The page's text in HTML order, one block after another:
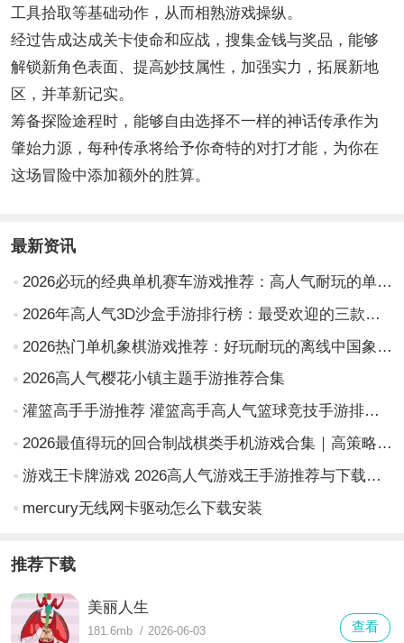
工具拾取等基础动作，从而相熟游戏操纵。
经过告成达成关卡使命和应战，搜集金钱与奖品，能够
解锁新角色表面、提高妙技属性，加强实力，拓展新地
区，并革新记实。
筹备探险途程时，能够自由选择不一样的神话传承作为
肇始力源，每种传承将给予你奇特的对打才能，为你在
这场冒险中添加额外的胜算。
最新资讯
2026必玩的经典单机赛车游戏推荐：高人气耐玩的单机版赛车手游排行榜
2026年高人气3D沙盒手游排行榜：最受欢迎的三款游戏推荐
2026热门单机象棋游戏推荐：好玩耐玩的离线中国象棋App合集
2026高人气樱花小镇主题手游推荐合集
灌篮高手手游推荐 灌篮高手高人气篮球竞技手游排行榜2026
2026最值得玩的回合制战棋类手机游戏合集｜高策略性、强剧情、低门槛战棋手游推荐
游戏王卡牌游戏 2026高人气游戏王手游推荐与下载指南
mercury无线网卡驱动怎么下载安装
推荐下载
美丽人生
181.6mb / 2026-06-03
查看